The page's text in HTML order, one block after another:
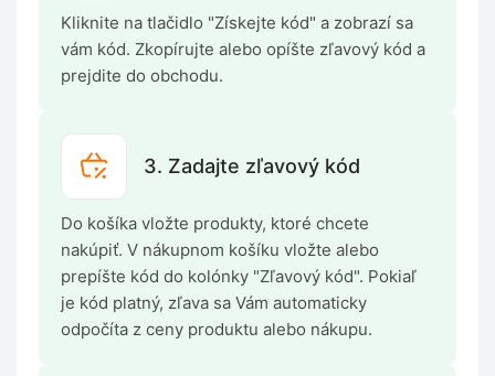
Kliknite na tlačidlo "Získejte kód" a zobrazí sa
vám kód. Zkopírujte alebo opíšte zľavový kód a
prejdite do obchodu.
3. Zadajte zľavový kód
Do košíka vložte produkty, ktoré chcete
nakúpiť. V nákupnom košíku vložte alebo
prepíšte kód do kolónky "Zľavový kód". Pokiaľ
je kód platný, zľava sa Vám automaticky
odpočíta z ceny produktu alebo nákupu.